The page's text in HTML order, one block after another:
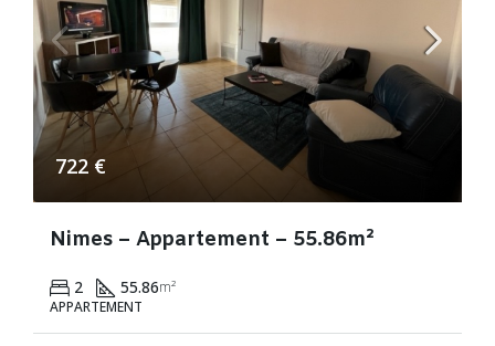
722 €
Nimes – Appartement – 55.86m²
2 55.86m²
APPARTEMENT